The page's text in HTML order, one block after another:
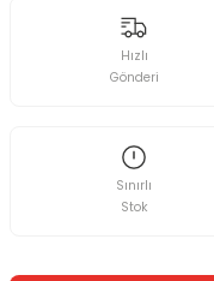
Hızlı
Gönderi
Sınırlı
Stok